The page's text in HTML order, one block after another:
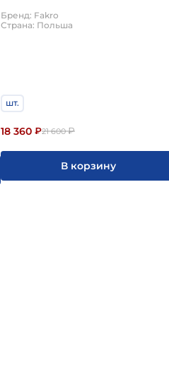
Бренд: Fakro
Страна: Польша
шт.
18 360 ₽21 600₽
В корзину